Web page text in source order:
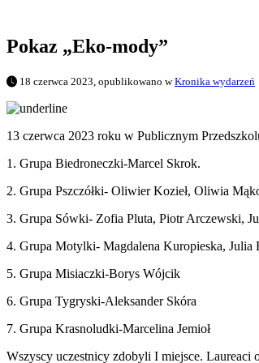
Pokaz „Eko-mody”
18 czerwca 2023, opublikowano wKronika wydarzeń
13 czerwca 2023 roku w Publicznym
1. Grupa Biedroneczki-Marcel Skrok.
2. Grupa Pszczółki- Oliwier Kozieł, Oliwia
3. Grupa Sówki- Zofia Pluta, Piotr Arczewski,
4. Grupa Motylki- Magdalena Kuropieska, Julia
5. Grupa Misiaczki-Borys Wójcik
6. Grupa Tygryski-Aleksander Skóra
7. Grupa Krasnoludki-Marcelina Jemioł
Wszyscy uczestnicy zdobyli I miejsce.